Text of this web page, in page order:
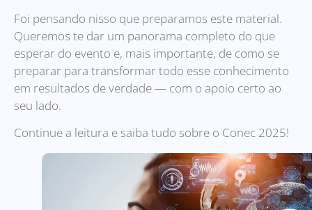
Foi pensando nisso que preparamos este material.
Queremos te dar um panorama completo do que
esperar do evento e, mais importante, de como se
preparar para transformar todo esse conhecimento
em resultados de verdade — com o apoio certo ao
seu lado.
Continue a leitura e saiba tudo sobre o Conec 2025!